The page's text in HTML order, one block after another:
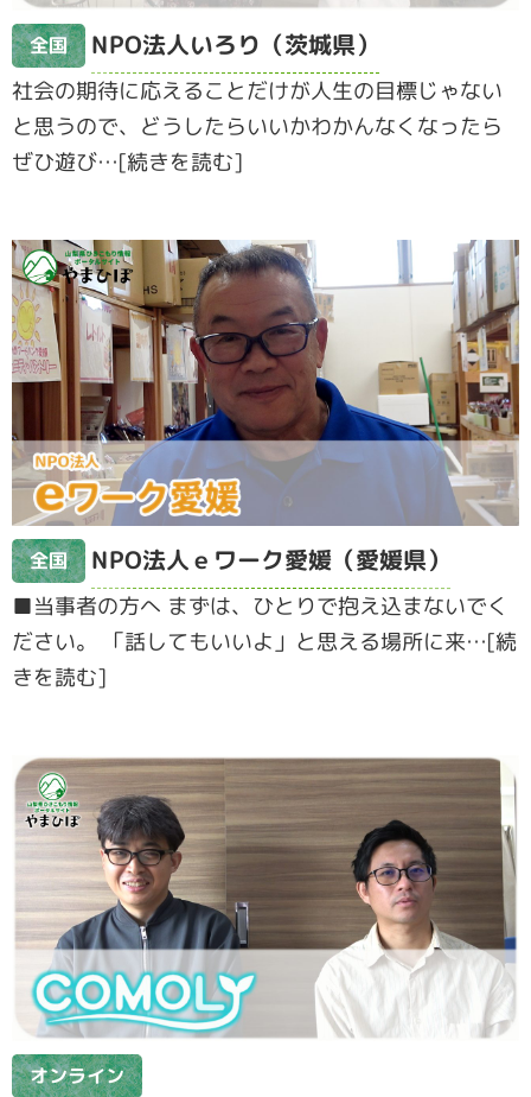
全国 NPO法人いろり（茨城県）
社会の期待に応えることだけが人生の目標じゃない
と思うので、どうしたらいいかわかんなくなったら
ぜひ遊び…[続きを読む]
全国 NPO法人ｅワーク愛媛（愛媛県）
■当事者の方へ まずは、ひとりで抱え込まないでく
ださい。 「話してもいいよ」と思える場所に来…[続
きを読む]
オンライン